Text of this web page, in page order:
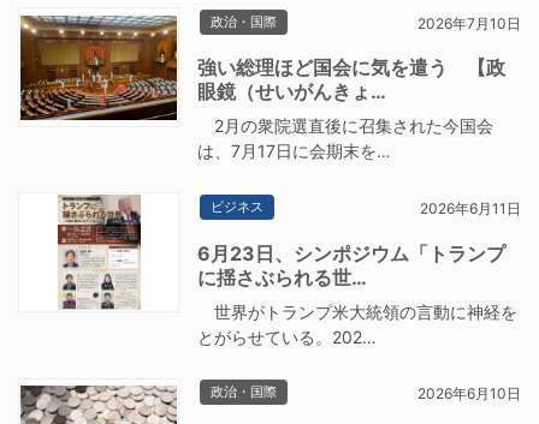
政治・国際 2026年7月10日
強い総理ほど国会に気を遣う 【政
眼鏡（せいがんきょ…
2月の衆院選直後に召集された今国会
は、7月17日に会期末を…
ビジネス 2026年6月11日
6月23日、シンポジウム「トランプ
に揺さぶられる世…
世界がトランプ米大統領の言動に神経を
とがらせている。202…
政治・国際 2026年6月10日